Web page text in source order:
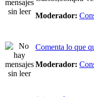
Moderador:
Comenta lo que
Moderador: